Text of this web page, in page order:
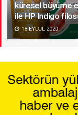
küresel büyüme
ile HP Indigo
18 EYLÜL 2020